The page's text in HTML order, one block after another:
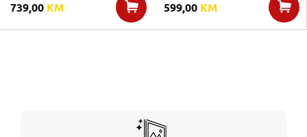
739,00 KM 599,00 KM